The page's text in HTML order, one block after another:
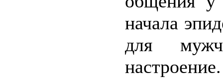
начала
для
настроение.